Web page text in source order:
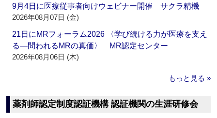
9月4日に医療従事者向けウェビナー開催 サクラ精機
2026年08月07日 (金)
21日にMRフォーラム2026 〈学び続ける力が医療を支え
る―問われるMRの真価〉 MR認定センター
2026年08月06日 (木)
もっと見る »
薬剤師認定制度認証機構 認証機関の生涯研修会